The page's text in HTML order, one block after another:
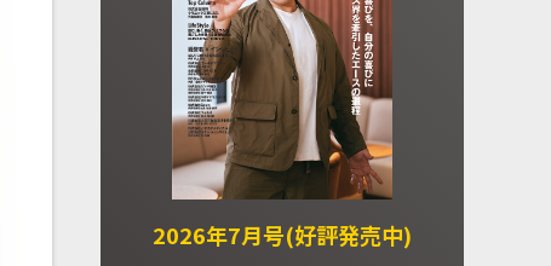
2026年7月号(好評発売中)